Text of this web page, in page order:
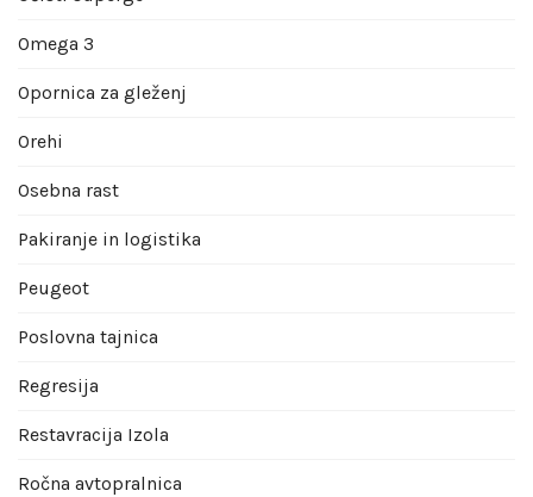
Omega 3
Opornica za gleženj
Orehi
Osebna rast
Pakiranje in logistika
Peugeot
Poslovna tajnica
Regresija
Restavracija Izola
Ročna avtopralnica